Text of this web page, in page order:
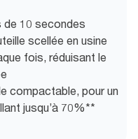
de 10 secondes
scellée en usine
fois, réduisant le
compactable, pour un
jusqu’à 70%**